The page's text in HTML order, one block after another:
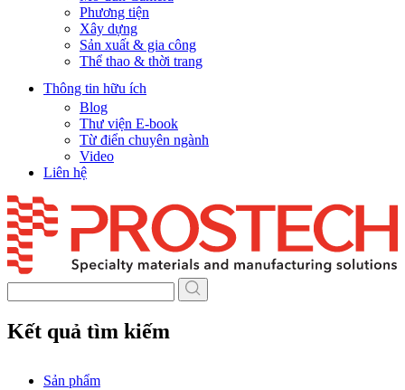
Phương tiện
Xây dựng
Sản xuất & gia công
Thể thao & thời trang
Thông tin hữu ích
Blog
Thư viện E-book
Từ điển chuyên ngành
Video
Liên hệ
Skip
to
content
Kết quả tìm kiếm
Sản phẩm